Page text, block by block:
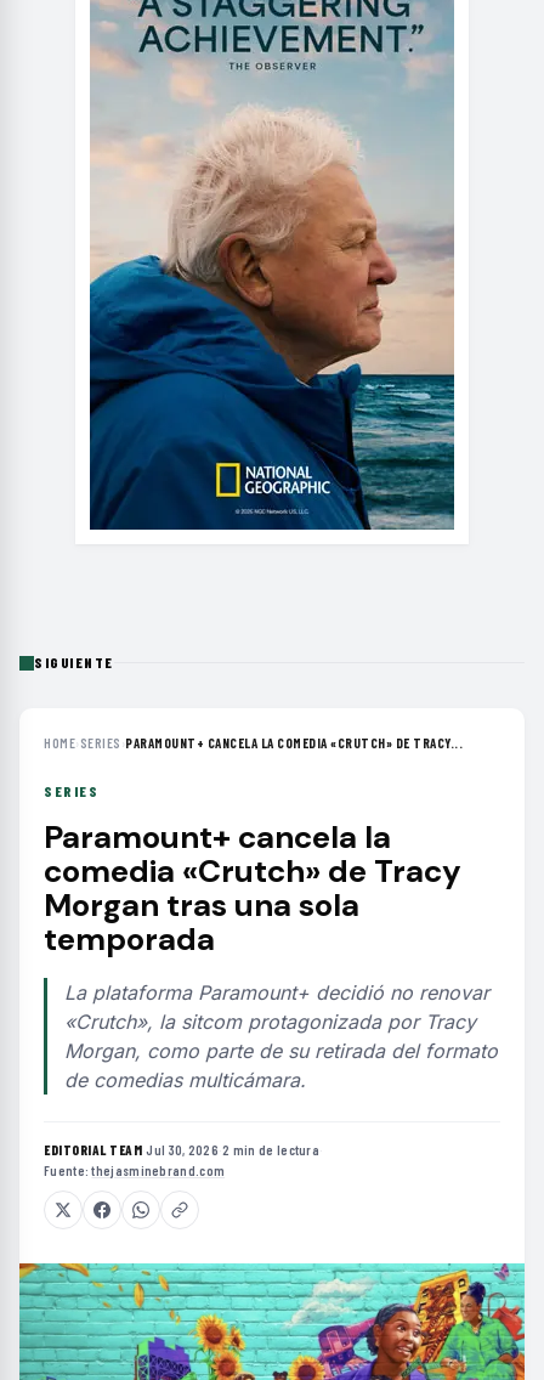
SIGUIENTE
HOME› SERIES ›PARAMOUNT+ CANCELA LA COMEDIA «CRUTCH» DE TRACY...
SERIES
Paramount+ cancela la
comedia «Crutch» de Tracy
Morgan tras una sola
temporada
La plataforma Paramount+ decidió no renovar
«Crutch», la sitcom protagonizada por Tracy
Morgan, como parte de su retirada del formato
de comedias multicámara.
EDITORIAL TEAM·Jul 30, 2026·2 min de lectura·
Fuente:thejasminebrand.com